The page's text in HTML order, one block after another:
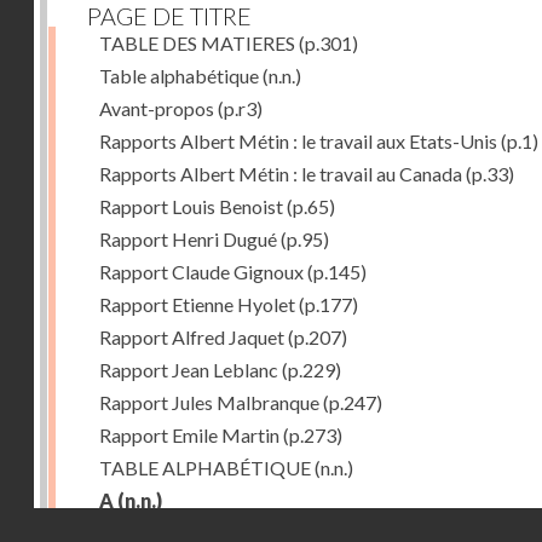
PAGE DE TITRE
TABLE DES MATIERES (p.301)
Table alphabétique(n.n.)
Avant-propos (p.r3)
Rapports Albert Métin : le travail aux Etats-Unis (p.1)
Rapports Albert Métin : le travail au Canada(p.33)
Rapport Louis Benoist(p.65)
Rapport Henri Dugué(p.95)
Rapport Claude Gignoux(p.145)
Rapport Etienne Hyolet(p.177)
Rapport Alfred Jaquet(p.207)
Rapport Jean Leblanc (p.229)
Rapport Jules Malbranque(p.247)
Rapport Emile Martin(p.273)
TABLE ALPHABÉTIQUE(n.n.)
A (n.n.)